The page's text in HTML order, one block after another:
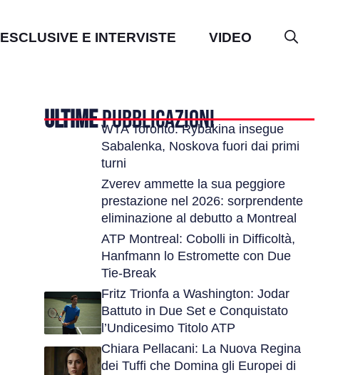
ESCLUSIVE E INTERVISTE VIDEO
ULTIMEPUBBLICAZIONI
WTA Toronto: Rybakina insegue
Sabalenka, Noskova fuori dai primi
turni
Zverev ammette la sua peggiore
prestazione nel 2026: sorprendente
eliminazione al debutto a Montreal
ATP Montreal: Cobolli in Difficoltà,
Hanfmann lo Estromette con Due
Tie-Break
Fritz Trionfa a Washington: Jodar
Battuto in Due Set e Conquistato
l’Undicesimo Titolo ATP
Chiara Pellacani: La Nuova Regina
dei Tuffi che Domina gli Europei di